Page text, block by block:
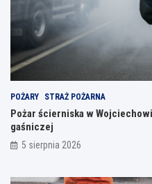
POŻARY STRAŻ POŻARNA
Pożar ścierniska w
gaśniczej
5 sierpnia 2026